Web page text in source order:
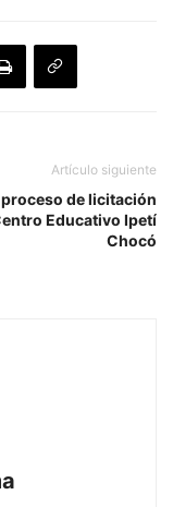
Artículo siguiente
de licitación
Educativo Ipetí
Chocó